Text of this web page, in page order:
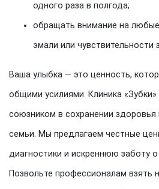
одного раза в полгода;
обращать внимание на
эмали или чувствительности
Ваша улыбка — это ценность,
общими усилиями. Клиника
союзником в сохранении
семьи. Мы предлагаем честные
диагностики и искреннюю заботу
Позвольте профессионалам взять